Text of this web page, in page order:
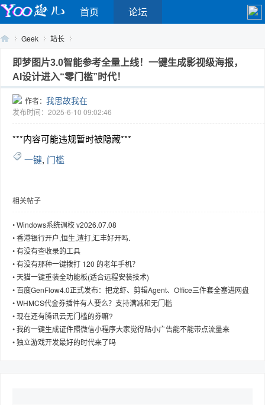
首页 论坛
Yo›
Geek
›
站长
›
即梦图片3.0智能参考全量上线！一键生成影视级海报，
AI设计进入“零门槛”时代！
作者： 我思故我在
发布时间：2025-6-10 09:02:46
***内容可能违规暂时被隐藏***
一键, 门槛
相关帖子
•Windows系统调校 v2026.07.08
•香港银行开户,恒生,渣打,汇丰好开吗.
•有没有查收录的工具
•有没有那种一键拨打 120 的老年手机？
•天猫一键重装全功能板(适合远程安装技术)
•百度GenFlow4.0正式发布：把龙虾、剪辑Agent、Office三件套全塞进网盘
•WHMCS代金券插件有人要么？支持满减和无门槛
•现在还有腾讯云无门槛的券嘛?
•我的一键生成证件照微信小程序大家觉得贴小广告能不能带点流量来
•独立游戏开发最好的时代来了吗